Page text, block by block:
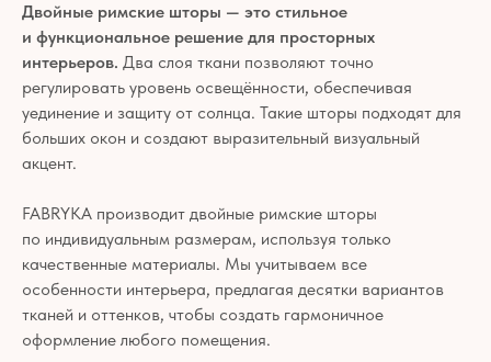
Двойные римские шторы — это стильное
и функциональное решение для просторных
интерьеров. Два слоя ткани позволяют точно
регулировать уровень освещённости, обеспечивая
уединение и защиту от солнца. Такие шторы подходят для
больших окон и создают выразительный визуальный
акцент.
FABRYKA производит двойные римские шторы
по индивидуальным размерам, используя только
качественные материалы. Мы учитываем все
особенности интерьера, предлагая десятки вариантов
тканей и оттенков, чтобы создать гармоничное
оформление любого помещения.
реализованные
проекты
Показываем, как шторы Fabryka
решают задачи клиентов
в интерьере, а не в теории